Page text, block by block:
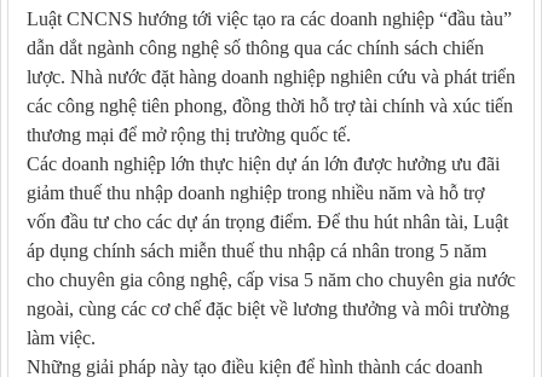
Luật CNCNS hướng tới việc tạo ra các doanh nghiệp “đầu tàu”
dẫn dắt ngành công nghệ số thông qua các chính sách chiến
lược. Nhà nước đặt hàng doanh nghiệp nghiên cứu và phát triển
các công nghệ tiên phong, đồng thời hỗ trợ tài chính và xúc tiến
thương mại để mở rộng thị trường quốc tế.
Các doanh nghiệp lớn thực hiện dự án lớn được hưởng ưu đãi
giảm thuế thu nhập doanh nghiệp trong nhiều năm và hỗ trợ
vốn đầu tư cho các dự án trọng điểm. Để thu hút nhân tài, Luật
áp dụng chính sách miễn thuế thu nhập cá nhân trong 5 năm
cho chuyên gia công nghệ, cấp visa 5 năm cho chuyên gia nước
ngoài, cùng các cơ chế đặc biệt về lương thưởng và môi trường
làm việc.
Những giải pháp này tạo điều kiện để hình thành các doanh